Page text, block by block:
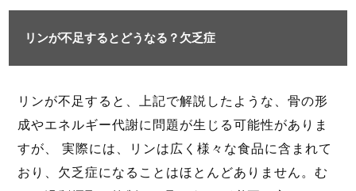
リンが不足するとどうなる？欠乏症
リンが不足すると、上記で解説したような、骨の形
成やエネルギー代謝に問題が生じる可能性がありま
すが、 実際には、リンは広く様々な食品に含まれて
おり、欠乏症になることはほとんどありません。む